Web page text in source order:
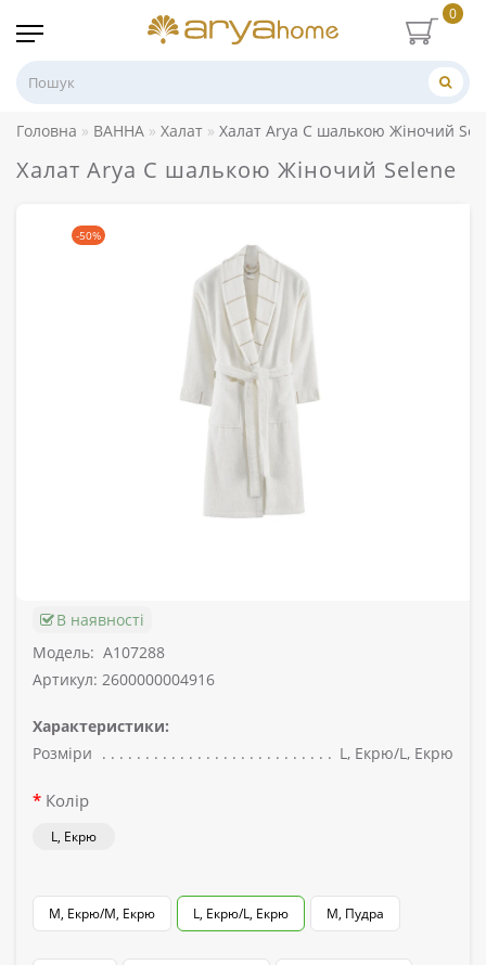
0
Головна ВАННА Халат Халат Arya C шалькою Жіночий
Халат Arya C шалькою Жіночий Selene
-50%
В наявності
Модель: A107288
Артикул: 2600000004916
Характеристики:
Розміри
L, Екрю/L, Екрю
Колір
L, Екрю
M, Екрю/M, Екрю L, Екрю/L, Екрю M, Пудра